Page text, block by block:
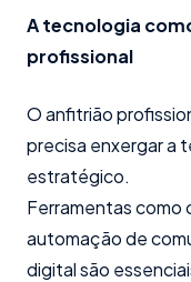
A tecnologia
profissional
O anfitrião
precisa enxergar a
estratégico.
Ferramentas como
automação de
digital são